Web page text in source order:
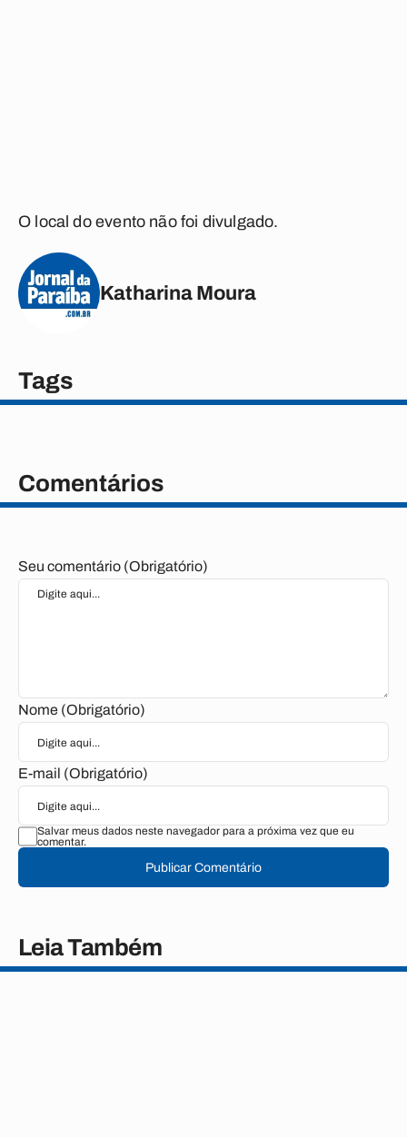
O local do evento não foi divulgado.
Katharina Moura
Tags
Comentários
Seu comentário (Obrigatório)
Nome (Obrigatório)
E-mail (Obrigatório)
Salvar meus dados neste navegador para a próxima vez que eu
comentar.
Publicar Comentário
Leia Também